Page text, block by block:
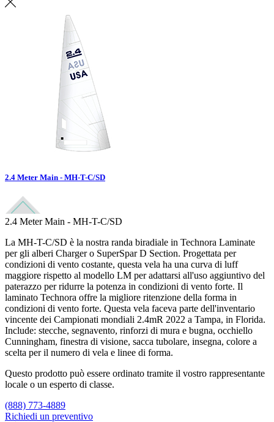
2.4 Meter Main - MH-T-C/SD
2.4 Meter Main - MH-T-C/SD
La MH-T-C/SD è la nostra randa biradiale in Technora Laminate
per gli alberi Charger o SuperSpar D Section. Progettata per
condizioni di vento costante, questa vela ha una curva di luff
maggiore rispetto al modello LM per adattarsi all'uso aggiuntivo del
paterazzo per ridurre la potenza in condizioni di vento forte. Il
laminato Technora offre la migliore ritenzione della forma in
condizioni di vento forte. Questa vela faceva parte dell'inventario
vincente dei Campionati mondiali 2.4mR 2022 a Tampa, in Florida.
Include: stecche, segnavento, rinforzi di mura e bugna, occhiello
Cunningham, finestra di visione, sacca tubolare, insegna, colore a
scelta per il numero di vela e linee di forma.
Questo prodotto può essere ordinato tramite il vostro rappresentante
locale o un esperto di classe.
(888) 773-4889
Richiedi un preventivo